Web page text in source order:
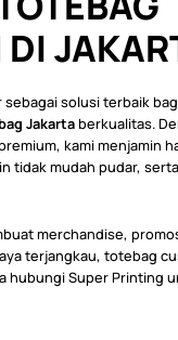
solusi terbaik
Jakartaberkualitas.
kami menjamin
tidak mudah pudar,
merchandise,
terjangkau, totebag
hubungi Super Printing